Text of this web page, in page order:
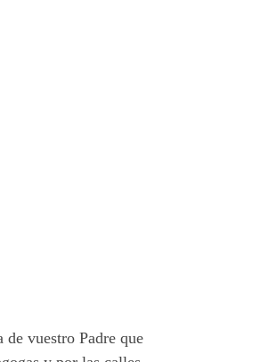
vuestro Padre que